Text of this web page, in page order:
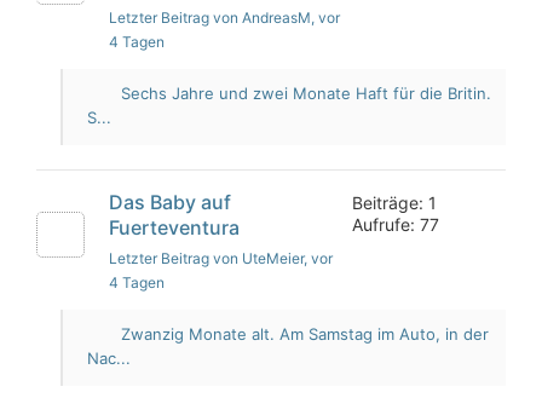
Letzter Beitrag von AndreasM, vor
4 Tagen
Sechs Jahre und zwei Monate Haft für die Britin.
S...
Das Baby auf
Fuerteventura
Letzter Beitrag von UteMeier, vor
4 Tagen
Beiträge: 1
Aufrufe: 77
Zwanzig Monate alt. Am Samstag im Auto, in der
Nac...